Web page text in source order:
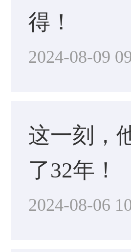
得！
2024-08-09
这一刻，
了32年！
2024-08-06